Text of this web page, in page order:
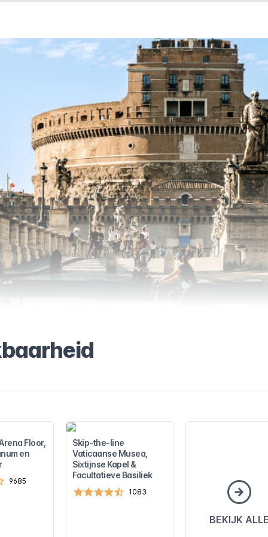
Floor,
en
9685
Skip-the-line
Vaticaanse Musea,
Sixtijnse Kapel &
Facultatieve Basiliek
1083
BEKIJK ALLE